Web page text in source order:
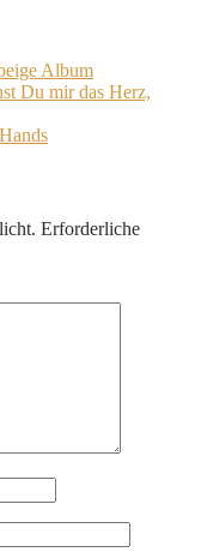
Album
Du mir das Herz,
Erforderliche